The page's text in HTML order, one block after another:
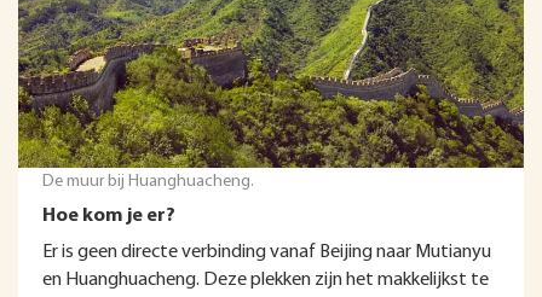
De muur bij Huanghuacheng.
Hoe kom je er?
Er is geen directe verbinding vanaf Beijing naar Mutianyu
en Huanghuacheng. Deze plekken zijn het makkelijkst te